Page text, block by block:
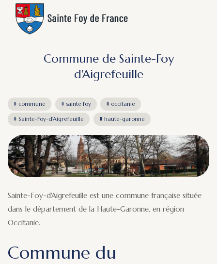
Commune de Sainte-Foy
d'Aigrefeuille
commune sainte foy occitanie
Sainte-Foy-d'Aigrefeuille haute-garonne
Sainte-Foy-d'Aigrefeuille est une commune française située
dans le département de la Haute-Garonne, en région
Occitanie.
Commune du